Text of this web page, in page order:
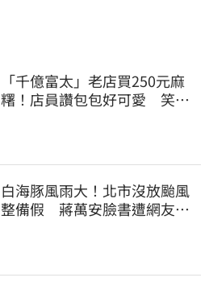
「千億富太」老店買250元麻
糬！店員讚包包好可愛 笑
白海豚風雨大！北市沒放颱風
整備假 蔣萬安臉書遭網友灌